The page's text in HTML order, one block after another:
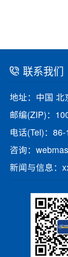
联系我们
地址：中国 北
邮编(ZIP)：
电话(Tel)：
咨询：
新闻与信息：